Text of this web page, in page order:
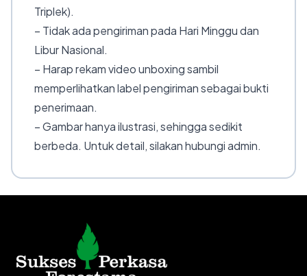
Triplek).
– Tidak ada pengiriman pada Hari Minggu dan
Libur Nasional.
– Harap rekam video unboxing sambil
memperlihatkan label pengiriman sebagai bukti
penerimaan.
– Gambar hanya ilustrasi, sehingga sedikit
berbeda. Untuk detail, silakan hubungi admin.